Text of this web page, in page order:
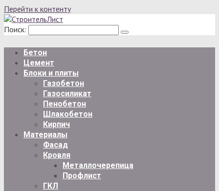
Перейти к контенту
Поиск:
Бетон
Цемент
Блоки и плиты
Газобетон
Газосиликат
Пенобетон
Шлакобетон
Кирпич
Материалы
Фасад
Кровля
Металлочерепица
Профлист
ГКЛ